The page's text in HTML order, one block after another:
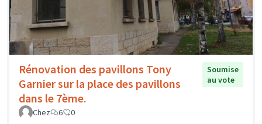
Rénovation des pavillons Tony
Garnier sur la place des pavillons
dans le 7ème.
Soumise
au vote
Chez 6 0